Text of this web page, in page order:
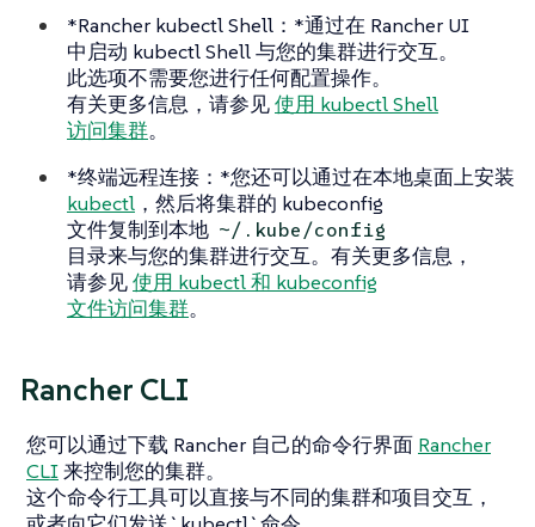
*Rancher kubectl Shell：*通过在 Rancher UI
中启动 kubectl Shell 与您的集群进行交互。
此选项不需要您进行任何配置操作。
有关更多信息，请参见使用 kubectl Shell
访问集群。
*终端远程连接：*您还可以通过在本地桌面上安装
kubectl ，然后将集群的 kubeconfig
文件复制到本地 ~/.kube/config
目录来与您的集群进行交互。有关更多信息，
请参见使用 kubectl 和 kubeconfig
文件访问集群。
Rancher CLI
您可以通过下载 Rancher 自己的命令行界面 Rancher
CLI来控制您的集群。
这个命令行工具可以直接与不同的集群和项目交互，